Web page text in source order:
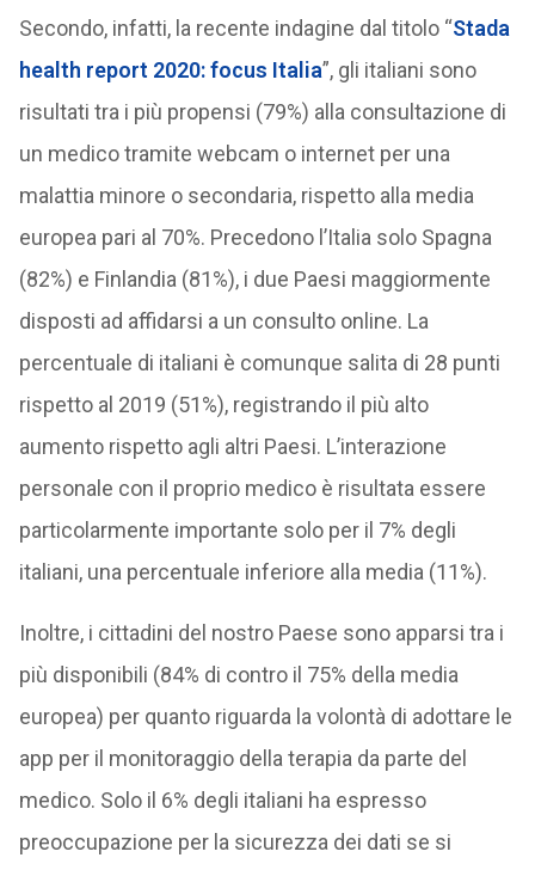
Secondo, infatti, la recente indagine dal titolo “Stada
health report 2020: focus Italia”, gli italiani sono
risultati tra i più propensi (79%) alla consultazione di
un medico tramite webcam o internet per una
malattia minore o secondaria, rispetto alla media
europea pari al 70%. Precedono l’Italia solo Spagna
(82%) e Finlandia (81%), i due Paesi maggiormente
disposti ad affidarsi a un consulto online. La
percentuale di italiani è comunque salita di 28 punti
rispetto al 2019 (51%), registrando il più alto
aumento rispetto agli altri Paesi. L’interazione
personale con il proprio medico è risultata essere
particolarmente importante solo per il 7% degli
italiani, una percentuale inferiore alla media (11%).
Inoltre, i cittadini del nostro Paese sono apparsi tra i
più disponibili (84% di contro il 75% della media
europea) per quanto riguarda la volontà di adottare le
app per il monitoraggio della terapia da parte del
medico. Solo il 6% degli italiani ha espresso
preoccupazione per la sicurezza dei dati se si